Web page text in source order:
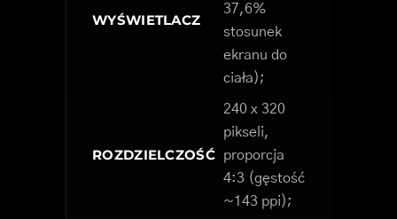
WYŚWIETLACZ
37,6%
stosunek
ekranu do
ciała);
ROZDZIELCZOŚĆ
240 x 320
pikseli,
proporcja
4:3 (gęstość
~143 ppi);